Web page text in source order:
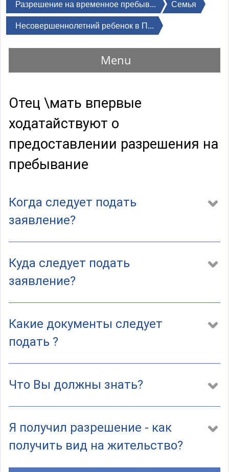
Оплаты
Часто задаваемые вопросы
ш
н
я
с
с
л
к
а
Разрешение на временное пребыв...
Семья
Несовершеннолетний ребенок в П...
Menu
Отец \мать впервые
ходaтайствуют о
предоставлении разрешения на
пребывание
Когда следует подать
заявление?
Куда следует подать
заявление?
Какие документы следует
подать ?
Что Вы должны знать?
Я получил разрешение - как
получить вид на жительство?